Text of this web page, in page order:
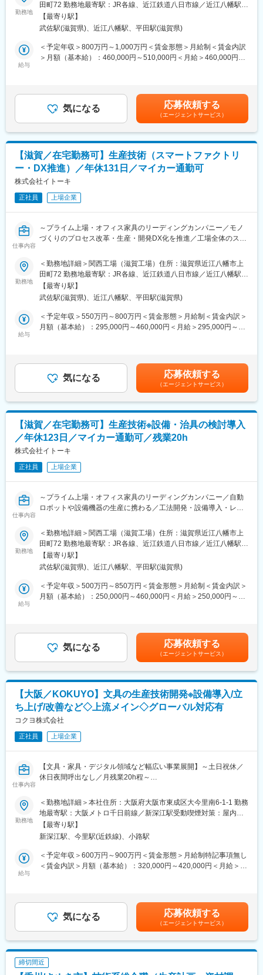
す。
■働き方：
残業20ｈ程
転勤当面なし
◇戸建て住宅の企画開発・生産を核に、街づくり、リフォーム、
マンション、不動産、オフィス店舗、海外事業など多角化を推進
しています。
◇愛知県戸建て販売シェアトップクラス。2020年1月に、トヨタ
自動車とパナソニックの出資によりプライムライフテクノロジー
ズが設立し、その一員として各社の持つリソーセス「クルマ」
「家電」「住宅」の連携を高め、暮らしの当たり前を変える新た
な街づくりを目指しています。
変更の範囲：会社の定める業務
■業務概要：
モノづくりのプロセス改革として、生産・開発DX化構想を考えて
おり、ＤＸ部門との連携を図り、要件定義からシステム開発、新
規機材の導入、運用以降、初期流動の管理をマネージャー候補と
してお任せ致します。
化に向けた工程設計、レイアウト設計、設備導入をお任せ致しま
す。現場で発生している課題に対して、DXやAIを用いた改善策の
検討、要件定義を実施頂きます。その後はDX本部と連携しながら
■働き方：
残業は20時間/月程度で、年間休日131日、夜勤なしと働きやすい
環境を整えております。滋賀工場は2022年10月竣工の新しい工場
ですが、工場を単なる製造拠点ではなく、価値を生み出す戦略拠
点とするため度重なるリニューアルを進めております。滋賀工場
では、データとデザインを融合した共創型工場「ITOKI DESIGN
HOUSE SHIGA」を開設し、開発・試作・検証を一体化。人と空
間の動きを可視化する「Data Trekking」を活用し、工場自体が常
にアップデートされ続ける“進化するものづくり”を実現していま
■やりがい：
DXを軸にした事業改革が加速している当社において、“工場を価
値創出の場へ”という新しい発想のもと、未来の働く環境を支える
る「手触り感のある成果」と、「経営へのインパクトの大きさ」
を感じられるポジションです。
当社は創業130年の歴史を持つオフィス家具メーカーであり、リ
ーディングカンパニーです。顧客ニーズを汲み取る生産供給に重
点を置いています。
企業価値を高める知的創造の場としてオフィスの重要性が高まる
中で、当社はオフィス創りに関わるさまざまな製品の開発・サー
ビスを通じて質の高いビジネス環境の創造に挑戦しています。
勤務地
田町72 勤務地最寄駅：JR各線、近江鉄道八日市線／近江八幡駅受
動喫煙対策：屋内全面禁煙
【最寄り駅】
武佐駅(滋賀県)、近江八幡駅、平田駅(滋賀県)
給与
＜予定年収＞800万円～1,000万円＜賃金形態＞月給制＜賃金内訳
＞月額（基本給）：460,000円～510,000円＜月給＞460,000円～
績年4ヶ月分賃金はあくまでも目安の金額であり、選考を通じて上
下する可能性があります。月給(月額)は固定手当を含めた表記で
す。
気になる 応募依頼する
（エージェントサービス）
【滋賀／在宅勤務可】生産技術（スマートファクトリ
ー・DX推進）／年休131日／マイカー通勤可
株式会社イトーキ
正社員 上場企業
仕事内容
～プライム上場・オフィス家具のリーディングカンパニー／モノ
づくりのプロセス改革・生産・開発DX化を推進／工場全体のスマ
者に／年間休日131日・夜勤なし～
■業務概要：
モノづくりのプロセス改革として、生産・開発DX化構想を考えて
おり、ＤＸ部門との連携を図り、要件定義からシステム開発、新
規機材の導入、運用以降、初期流動の管理をお任せ致します。
す。現場で発生している課題に対して、DXやAIを用いた改善策の
検討、要件定義を実施頂きます。その後はDX本部と連携しながら
システム導入や運用管理を担っていただきます。滋賀工場の全体
■働き方：
残業は20時間/月程度で、年間休日131日、夜勤なしと働きやすい
環境を整えております。滋賀工場は2022年10月竣工の新しい工場
ですが、工場を単なる製造拠点ではなく、価値を生み出す戦略拠
点とするため度重なるリニューアルを進めております。滋賀工場
では、データとデザインを融合した共創型工場「ITOKI DESIGN
HOUSE SHIGA」を開設し、開発・試作・検証を一体化。人と空
間の動きを可視化する「Data Trekking」を活用し、工場自体が常
にアップデートされ続ける“進化するものづくり”を実現していま
す。
■やりがい：
専門性を高めつつ、生産領域全体に関われる業務となります。DX
を軸にした事業改革が加速している当社において、“工場を価値創
出の場へ”という新しい発想のもと、未来の働く環境を支える製品
「手触り感のある成果」と、「経営へのインパクトの大きさ」を
感じられるポジションです。
ーディングカンパニーです。顧客ニーズを汲み取る生産供給に重
点を置いています。
企業価値を高める知的創造の場としてオフィスの重要性が高まる
中で、当社はオフィス創りに関わるさまざまな製品の開発・サー
ビスを通じて質の高いビジネス環境の創造に挑戦しています。
勤務地
＜勤務地詳細＞関西工場（滋賀工場）住所：滋賀県近江八幡市上
田町72 勤務地最寄駅：JR各線、近江鉄道八日市線／近江八幡駅受
動喫煙対策：屋内全面禁煙
【最寄り駅】
武佐駅(滋賀県)、近江八幡駅、平田駅(滋賀県)
給与
＜予定年収＞550万円～800万円＜賃金形態＞月給制＜賃金内訳＞
月額（基本給）：295,000円～460,000円＜月給＞295,000円～
績年4ヶ月分賃金はあくまでも目安の金額であり、選考を通じて上
下する可能性があります。月給(月額)は固定手当を含めた表記で
す。
気になる 応募依頼する
（エージェントサービス）
【滋賀／在宅勤務可】生産技術※設備・治具の検討導入
／年休123日／マイカー通勤可／残業20h
株式会社イトーキ
正社員 上場企業
仕事内容
～プライム上場・オフィス家具のリーディングカンパニー／自動
ロボットや設備機器の生産に携わる／工法開発・設備導入・レイ
■業務概要：
当社で取り扱っている設備機器製品（自動倉庫、セキュリティ機
器など）に対する生産技術業務をお任せ致します。
担当頂く案件によっては、出社と在宅のハイブリット勤務も可能
です。
生産工程の検討から実際の改善・運用まで一貫してご対応いただ
けることができます。独自の製造方法の設計や加工設備の導入を
通じて、生産効率向上やDX活用などを推進頂きます。
残業は20時間/月程度です。関西工場は2022年10月竣工の新しい
工場で、2023年に一部リニューアルを行い、休憩スペースを充実
させ、従業員から要望のあった靴を脱いでリラックスする空間
や、仮眠が取れる空間を整えております。“工場を価値創出の場
へ”という新しい発想のもと、未来の働く環境を支える製品を生み
出しています。
■やりがい：
製品の「設計図」を実際の「モノ」へと具現化するプロセス
（QCD：品質・コスト・納期）を統括、改善するやりがいある業
機器などを扱っており、開発～設計～公務～検査の部隊と一緒に
モノづくりに携わることが可能です。
■イトーキについて：
ーディングカンパニーです。顧客ニーズを汲み取る生産供給に重
点を置いています。
勤務地
＜勤務地詳細＞関西工場（滋賀工場）住所：滋賀県近江八幡市上
田町72 勤務地最寄駅：JR各線、近江鉄道八日市線／近江八幡駅受
動喫煙対策：屋内全面禁煙
【最寄り駅】
武佐駅(滋賀県)、近江八幡駅、平田駅(滋賀県)
給与
＜予定年収＞500万円～850万円＜賃金形態＞月給制＜賃金内訳＞
月額（基本給）：250,000円～460,000円＜月給＞250,000円～
績年4ヶ月分賃金はあくまでも目安の金額であり、選考を通じて上
下する可能性があります。月給(月額)は固定手当を含めた表記で
す。
気になる 応募依頼する
（エージェントサービス）
【大阪／KOKUYO】文具の生産技術開発※設備導入/立
ち上げ/改善など◇上流メイン◇グローバル対応有
コクヨ株式会社
正社員 上場企業
仕事内容
【文具・家具・デジタル領域など幅広い事業展開】～土日祝休／
休日夜間呼出なし／月残業20h程～
◆職務内容
当社の中核事業であるグローバルステーショナリー事業本部に
て、世界品質の文房具づくりを支える最前線で、生産技術の力に
よりグローバルなものづくりをリードしていただきます。
既存設備の改善にとどまらず、自ら設備の設計・組立・改造にも
携わりながら、新しい価値を実現する生産設備の構想から立上げ
まで幅広く担っていただくポジションです。
設備改造、設備・生産立上げ など）
・新製品立上げ、および生産性向上・コストダウンの推進
・顧客ニーズを踏まえた新価値創造に向け、生産技術として継続
を実行
※設備保全やメンテナンスなどの業務は他部門で行っています。
勤務地
＜勤務地詳細＞本社住所：大阪府大阪市東成区大今里南6-1-1 勤務
地最寄駅：大阪メトロ千日前線／新深江駅受動喫煙対策：屋内全
面禁煙変更の範囲：会社の定める事業所（リモートワーク含む）
【最寄り駅】
新深江駅、今里駅(近鉄線)、小路駅
給与
＜予定年収＞600万円～900万円＜賃金形態＞月給制特記事項無し
＜賃金内訳＞月額（基本給）：320,000円～420,000円＜月給＞
回 ■賞与:年2回(夏、冬）賃金はあくまでも目安の金額であり、選
考を通じて上下する可能性があります。月給(月額)は固定手当を含
めた表記です。
気になる 応募依頼する
（エージェントサービス）
締切間近